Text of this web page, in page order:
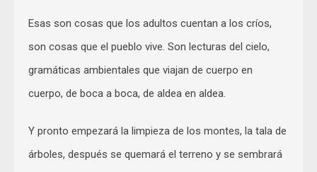
Esas son cosas que los adultos cuentan a los críos,
son cosas que el pueblo vive. Son lecturas del cielo,
gramáticas ambientales que viajan de cuerpo en
cuerpo, de boca a boca, de aldea en aldea.
Y pronto empezará la limpieza de los montes, la tala de
árboles, después se quemará el terreno y se sembrará